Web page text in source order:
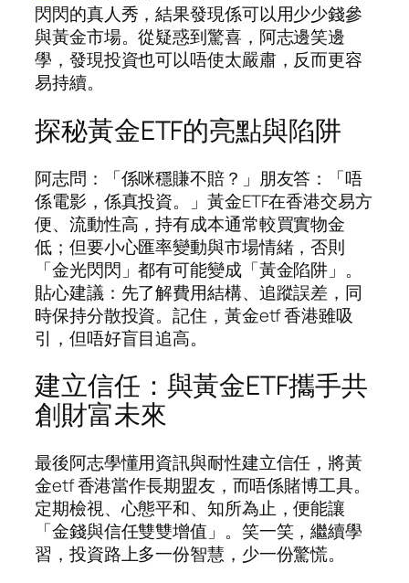
閃閃的真人秀，結果發現係可以用少少錢參
與黃金市場。從疑惑到驚喜，阿志邊笑邊
學，發現投資也可以唔使太嚴肅，反而更容
易持續。
探秘黃金ETF的亮點與陷阱
阿志問：「係咪穩賺不賠？」朋友答：「唔
係電影，係真投資。」黃金ETF在香港交易方
便、流動性高，持有成本通常較買實物金
低；但要小心匯率變動與市場情緒，否則
「金光閃閃」都有可能變成「黃金陷阱」。
貼心建議：先了解費用結構、追蹤誤差，同
時保持分散投資。記住，黃金etf 香港雖吸
引，但唔好盲目追高。
建立信任：與黃金ETF攜手共
創財富未來
最後阿志學懂用資訊與耐性建立信任，將黃
金etf 香港當作長期盟友，而唔係賭博工具。
定期檢視、心態平和、知所為止，便能讓
「金錢與信任雙雙增值」。笑一笑，繼續學
習，投資路上多一份智慧，少一份驚慌。